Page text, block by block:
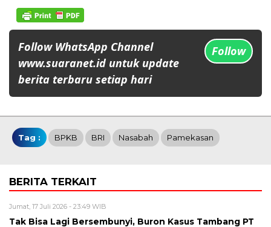
Follow WhatsApp Channel
www.suaranet.id untuk update
berita terbaru setiap hari
Follow
Tag : BPKB BRI Nasabah Pamekasan
BERITA TERKAIT
Jumat, 17 Juli 2026 - 23:49 WIB
Tak Bisa Lagi Bersembunyi, Buron Kasus Tambang PT